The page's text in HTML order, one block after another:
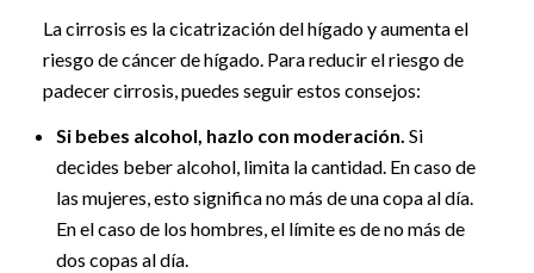
La cirrosis es la cicatrización del hígado y aumenta el
riesgo de cáncer de hígado. Para reducir el riesgo de
padecer cirrosis, puedes seguir estos consejos:
Si bebes alcohol, hazlo con moderación. Si
decides beber alcohol, limita la cantidad. En caso de
las mujeres, esto significa no más de una copa al día.
En el caso de los hombres, el límite es de no más de
dos copas al día.